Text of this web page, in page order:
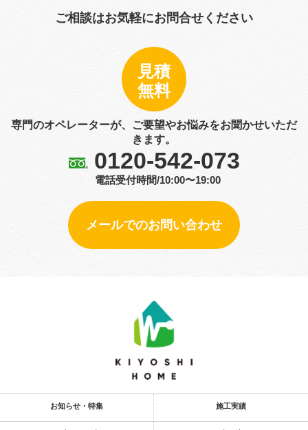
ご相談はお気軽にお問合せください
見積
無料
専門のオペレーターが、ご要望やお悩みをお聞かせいただ
きます。
0120-542-073
電話受付時間/10:00〜19:00
メールでのお問い合わせ
お知らせ・特集 施工実績